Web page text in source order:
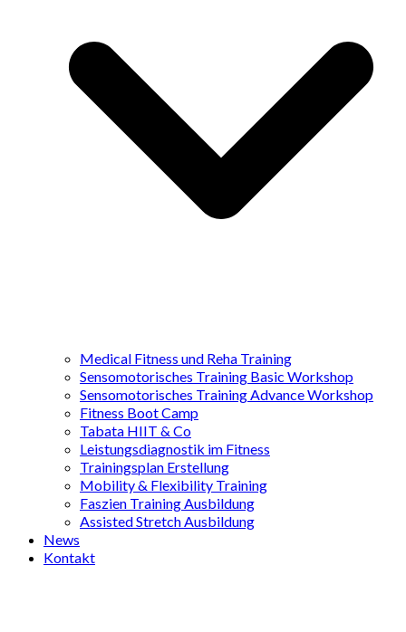
Medical Fitness und Reha Training
Sensomotorisches Training Basic Workshop
Sensomotorisches Training Advance Workshop
Fitness Boot Camp
Tabata HIIT & Co
Leistungsdiagnostik im Fitness
Trainingsplan Erstellung
Mobility & Flexibility Training
Faszien Training Ausbildung
Assisted Stretch Ausbildung
News
Kontakt